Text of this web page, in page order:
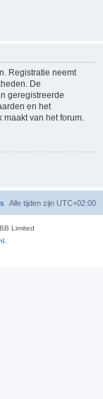
Registratie neemt
De
geregistreerde
en het
van het forum.
Alle tijden zijn UTC+02:00
Limited